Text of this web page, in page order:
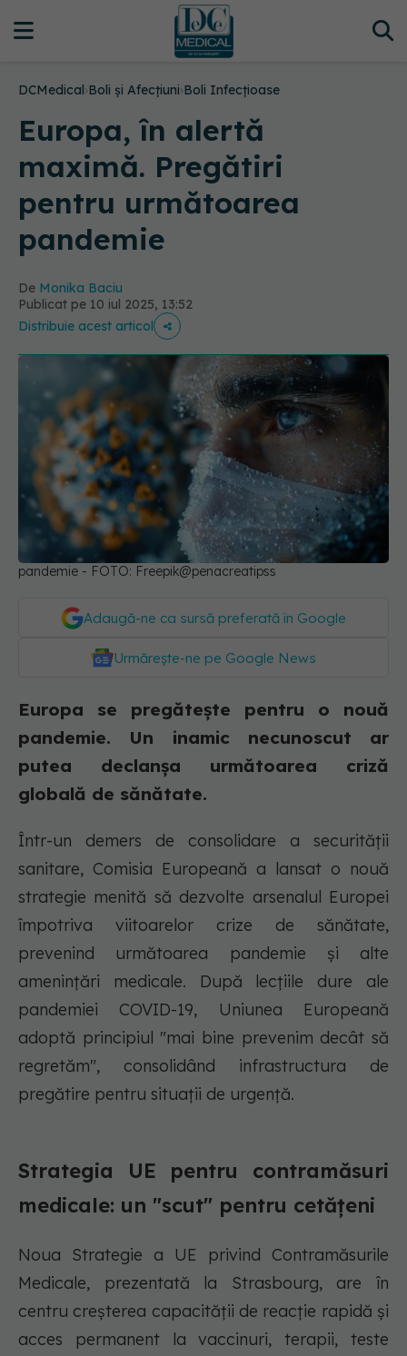
DCMedical›Boli și Afecțiuni›Boli Infecțioase
Europa, în alertă
maximă. Pregătiri
pentru următoarea
pandemie
De Monika Baciu
Publicat pe 10 iul 2025, 13:52
Distribuie acest articol
pandemie - FOTO: Freepik@penacreatipss
Adaugă-ne ca sursă preferată în Google
Urmărește-ne pe Google News
Europa se pregătește pentru o nouă
pandemie. Un inamic necunoscut ar
putea declanșa următoarea criză
globală de sănătate.
Într-un demers de consolidare a securității
sanitare, Comisia Europeană a lansat o nouă
strategie menită să dezvolte arsenalul Europei
împotriva viitoarelor crize de sănătate,
prevenind următoarea pandemie și alte
amenințări medicale. După lecțiile dure ale
pandemiei COVID-19, Uniunea Europeană
adoptă principiul "mai bine prevenim decât să
regretăm", consolidând infrastructura de
pregătire pentru situații de urgență.
Strategia UE pentru contramăsuri
medicale: un "scut" pentru cetățeni
Noua Strategie a UE privind Contramăsurile
Medicale, prezentată la Strasbourg, are în
centru creșterea capacității de reacție rapidă și
acces permanent la vaccinuri, terapii, teste